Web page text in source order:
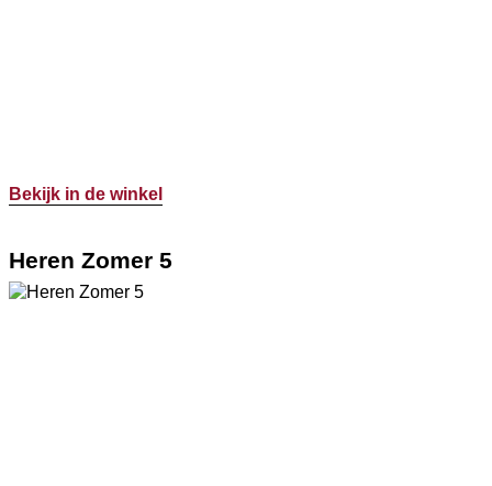
Bekijk in de winkel
Heren Zomer 5